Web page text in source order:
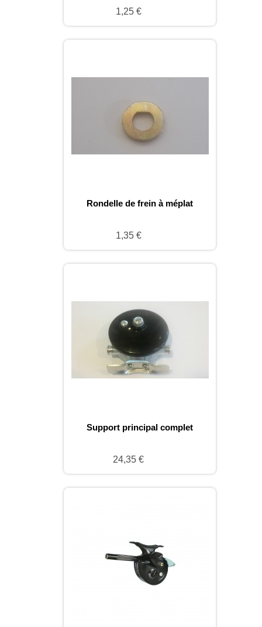
1,25 €
Rondelle de frein à méplat
1,35 €
Support principal complet
24,35 €